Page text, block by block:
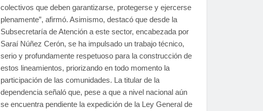
colectivos que deben garantizarse, protegerse y ejercerse
plenamente”, afirmó. Asimismo, destacó que desde la
Subsecretaría de Atención a este sector, encabezada por
Saraí Núñez Cerón, se ha impulsado un trabajo técnico,
serio y profundamente respetuoso para la construcción de
estos lineamientos, priorizando en todo momento la
participación de las comunidades. La titular de la
dependencia señaló que, pese a que a nivel nacional aún
se encuentra pendiente la expedición de la Ley General de